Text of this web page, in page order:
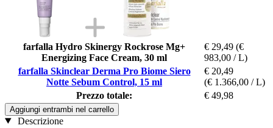
farfalla Hydro Skinergy Rockrose Mg+
Energizing Face Cream, 30 ml
€ 29,49 (€
983,00 / L)
farfalla Skinclear Derma Pro Biome Siero
Notte Sebum Control, 15 ml
€ 20,49
(€ 1.366,00 / L)
Prezzo totale:
€ 49,98
Aggiungi entrambi nel carrello
Descrizione